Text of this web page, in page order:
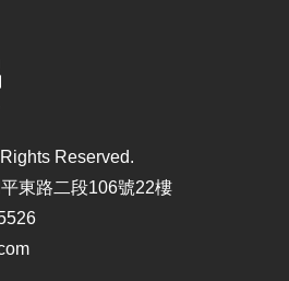
Reserved.
東路二段106號22樓